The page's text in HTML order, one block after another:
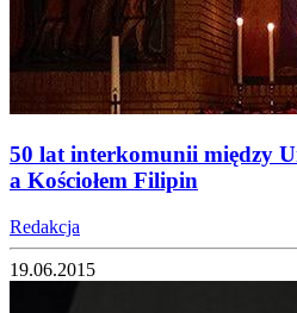
50 lat interkomunii między
a Kościołem Filipin
Redakcja
19.06.2015